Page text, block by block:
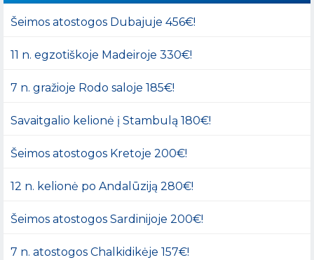
Šeimos atostogos Dubajuje 456€!
11 n. egzotiškoje Madeiroje 330€!
7 n. gražioje Rodo saloje 185€!
Savaitgalio kelionė į Stambulą 180€!
Šeimos atostogos Kretoje 200€!
12 n. kelionė po Andalūziją 280€!
Šeimos atostogos Sardinijoje 200€!
7 n. atostogos Chalkidikėje 157€!